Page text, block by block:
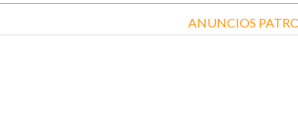
ANUNCIOS